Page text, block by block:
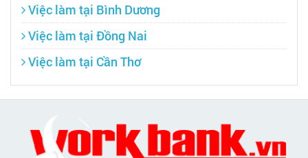
Việc làm tại Bình Dương
Việc làm tại Đồng Nai
Việc làm tại Cần Thơ